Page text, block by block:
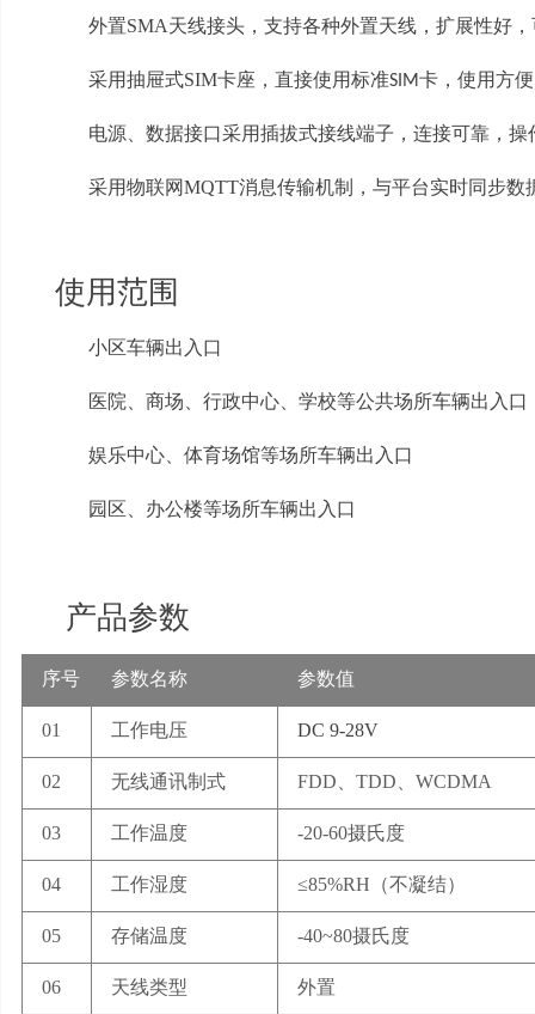
外置SMA天线接头，支持各种外置天线，扩展性好
采用抽屉式SIM卡座，直接使用标准SIM卡，使用方
电源、数据接口采用插拔式接线端子，连接可靠，操
采用物联网MQTT消息传输机制，与平台实时同步数
使用范围
小区车辆出入口
医院、商场、行政中心、学校等公共场所车辆出入口
娱乐中心、体育场馆等场所车辆出入口
园区、办公楼等场所车辆出入口
产品参数
序号 参数名称 参数值
01 工作电压 DC 9-28V
02 无线通讯制式 FDD、TDD、WCDMA
03 工作温度 -20-60摄氏度
04 工作湿度 ≤85%RH（不凝结）
05 存储温度 -40~80摄氏度
06 天线类型 外置